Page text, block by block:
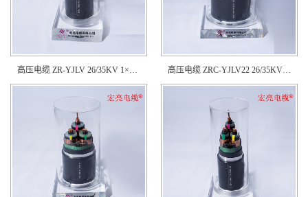
高压电缆 ZR-YJLV 26/35KV 1×630 高压电缆 ZRC-YJLV22 26/35KV 3×400